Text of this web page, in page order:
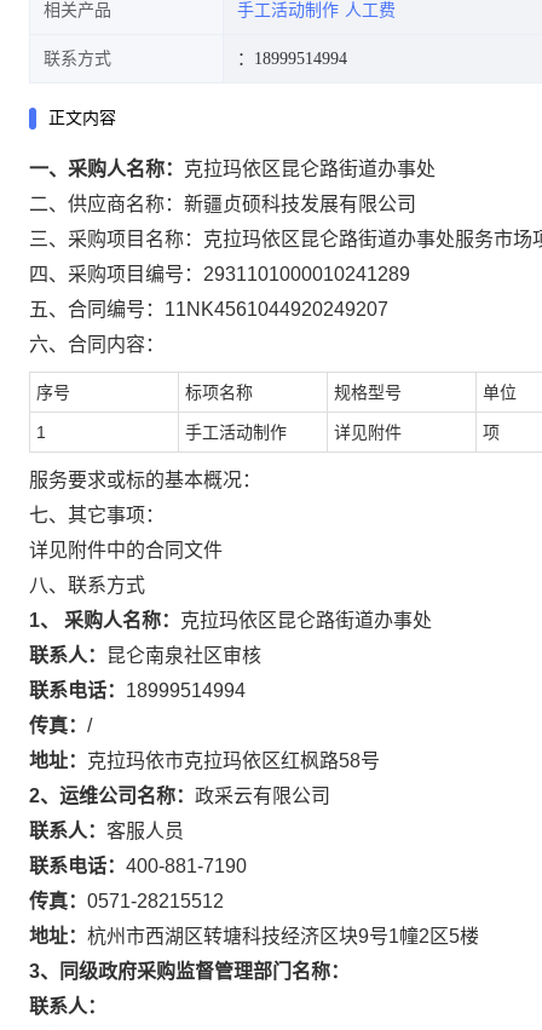
相关产品 手工活动制作 人工费
联系方式 ：18999514994
正文内容
一、采购人名称： 克拉玛依区昆仑路街道办事处
二、供应商名称： 新疆贞硕科技发展有限公司
三、采购项目名称： 克拉玛依区昆仑路街道办事处服务市场
四、采购项目编号： 2931101000010241289
五、合同编号： 11NK4561044920249207
六、合同内容：
序号 标项名称 规格型号 单位
1 手工活动制作 详见附件 项
服务要求或标的基本概况：
七、其它事项：
详见附件中的合同文件
八、联系方式
1、 采购人名称： 克拉玛依区昆仑路街道办事处
联系人：
昆仑南泉社区审核
联系电话： 18999514994
传真： /
地址： 克拉玛依市克拉玛依区红枫路58号
2、运维公司名称： 政采云有限公司
联系人： 客服人员
联系电话： 400-881-7190
传真： 0571-28215512
地址： 杭州市西湖区转塘科技经济区块9号1幢2区5楼
3、同级政府采购监督管理部门名称：
联系人：